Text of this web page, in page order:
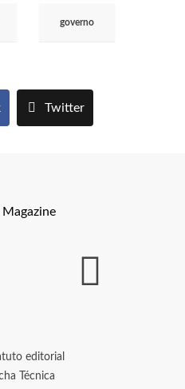
governo
Twitter
editorial
Técnica